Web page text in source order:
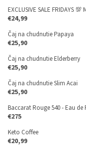
EXCLUSIVE SALE FRIDAYS
€24,99
Čaj na chudnutie Papaya
€25,90
Čaj na chudnutie Elderberry
€25,90
Čaj na chudnutie Slim Acai
€25,90
Baccarat Rouge 540 - Eau de
€275
Keto Coffee
€20,99